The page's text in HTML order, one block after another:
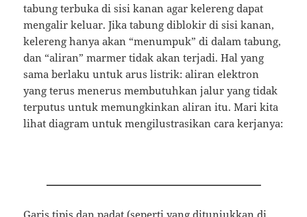
tabung terbuka di sisi kanan agar kelereng dapat
mengalir keluar. Jika tabung diblokir di sisi kanan,
kelereng hanya akan “menumpuk” di dalam tabung,
dan “aliran” marmer tidak akan terjadi. Hal yang
sama berlaku untuk arus listrik: aliran elektron
yang terus menerus membutuhkan jalur yang tidak
terputus untuk memungkinkan aliran itu. Mari kita
lihat diagram untuk mengilustrasikan cara kerjanya:
Garis tipis dan padat (seperti yang ditunjukkan di